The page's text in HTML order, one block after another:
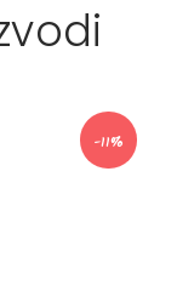
-11%